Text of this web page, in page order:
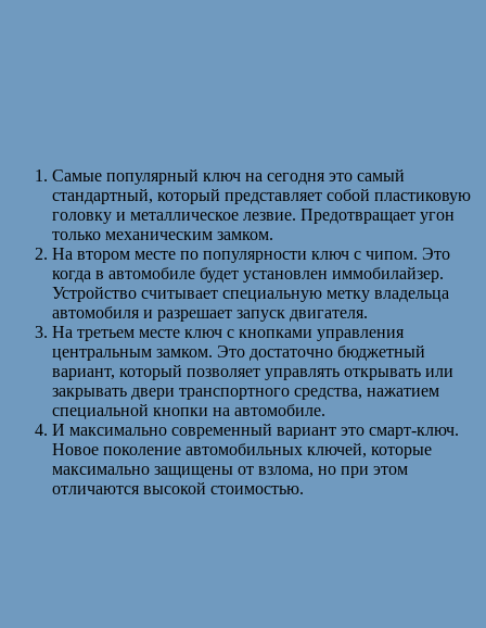
Самые популярный ключ на сегодня это самый
стандартный, который представляет собой пластиковую
головку и металлическое лезвие. Предотвращает угон
только механическим замком.
На втором месте по популярности ключ с чипом. Это
когда в автомобиле будет установлен иммобилайзер.
Устройство считывает специальную метку владельца
автомобиля и разрешает запуск двигателя.
На третьем месте ключ с кнопками управления
центральным замком. Это достаточно бюджетный
вариант, который позволяет управлять открывать или
закрывать двери транспортного средства, нажатием
специальной кнопки на автомобиле.
И максимально современный вариант это смарт-ключ.
Новое поколение автомобильных ключей, которые
максимально защищены от взлома, но при этом
отличаются высокой стоимостью.